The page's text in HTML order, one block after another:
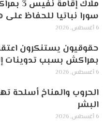
ملاك
سورا نباتيا للحفاظ على
6 أغسطس, 2026
حقوقيون يستنكرون
بمراكش بسبب تدوينات
6 أغسطس, 2026
الحروب والمناخ أسلحة
البشر
6 أغسطس, 2026